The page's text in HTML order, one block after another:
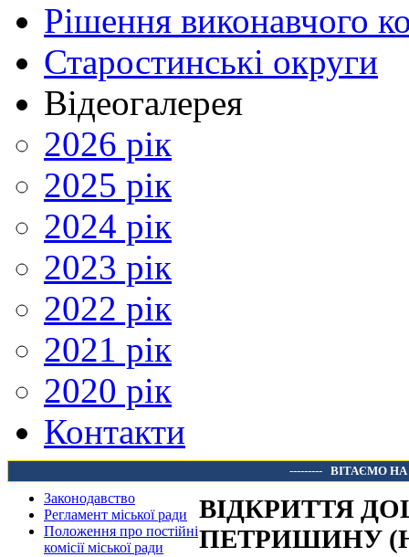
Рішення виконавчого
Старостинські округи
Відеогалерея
2026 рік
2025 рік
2024 рік
2023 рік
2022 рік
2021 рік
2020 рік
Контакти
--------- ВІТАЄМО
Законодавство
Регламент міської ради
Положення про постійні
комісії міської ради
ВІДКРИТТЯ
ПЕТРИШИНУ